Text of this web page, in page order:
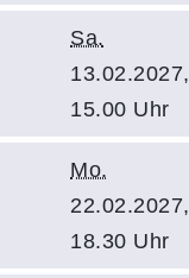
Sa.
13.02.2027,
15.00 Uhr
Mo.
22.02.2027,
18.30 Uhr